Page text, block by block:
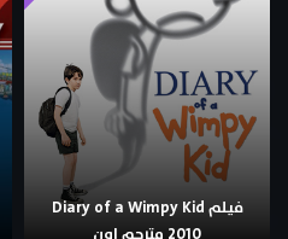
فيلم Diary of a Wimpy Kid